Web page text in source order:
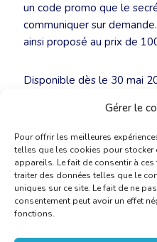
Gérer le
Pour offrir les meilleures
telles que les cookies pour
appareils. Le fait de consentir à
traiter des données telles que le
uniques sur ce site. Le fait de ne
consentement peut avoir un effet
fonctions.
un code promo que le
communiquer sur
ainsi proposé au prix de
Disponible dès le 30 mai